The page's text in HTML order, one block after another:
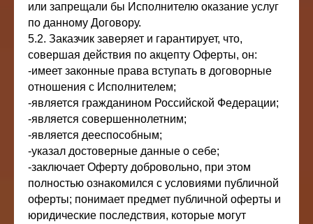
или запрещали бы Исполнителю оказание услуг
по данному Договору.
5.2. Заказчик заверяет и гарантирует, что,
совершая действия по акцепту Оферты, он:
-имеет законные права вступать в договорные
отношения с Исполнителем;
-является гражданином Российской Федерации;
-является совершеннолетним;
-является дееспособным;
-указал достоверные данные о себе;
-заключает Оферту добровольно, при этом
полностью ознакомился с условиями публичной
оферты; понимает предмет публичной оферты и
юридические последствия, которые могут